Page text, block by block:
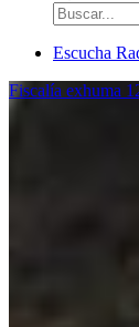
Escucha
Fiscalía exhuma